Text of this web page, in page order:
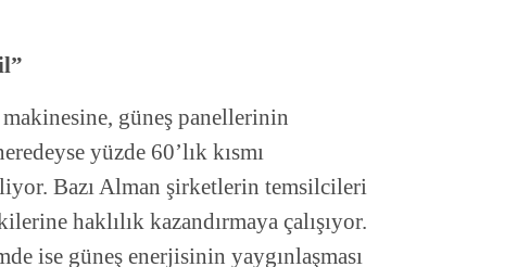
güneş panellerinin
yüzde 60’lık kısmı
Bazı Alman şirketlerin temsilcileri
haklılık kazandırmaya çalışıyor.
ise güneş enerjisinin yaygınlaşması